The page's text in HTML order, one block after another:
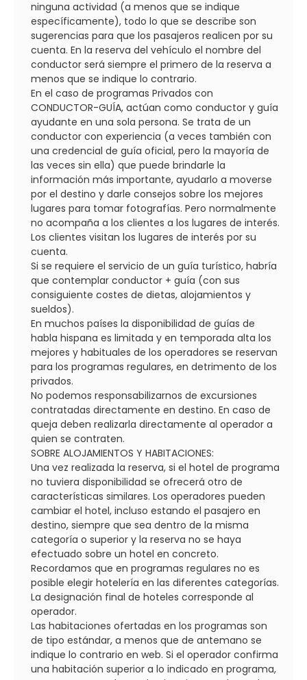
ninguna actividad (a menos que se indique
específicamente), todo lo que se describe son
sugerencias para que los pasajeros realicen por su
cuenta. En la reserva del vehículo el nombre del
conductor será siempre el primero de la reserva a
menos que se indique lo contrario.
En el caso de programas Privados con
CONDUCTOR-GUÍA, actúan como conductor y guía
ayudante en una sola persona. Se trata de un
conductor con experiencia (a veces también con
una credencial de guía oficial, pero la mayoría de
las veces sin ella) que puede brindarle la
información más importante, ayudarlo a moverse
por el destino y darle consejos sobre los mejores
lugares para tomar fotografías. Pero normalmente
no acompaña a los clientes a los lugares de interés.
Los clientes visitan los lugares de interés por su
cuenta.
Si se requiere el servicio de un guía turístico, habría
que contemplar conductor + guía (con sus
consiguiente costes de dietas, alojamientos y
sueldos).
En muchos países la disponibilidad de guías de
habla hispana es limitada y en temporada alta los
mejores y habituales de los operadores se reservan
para los programas regulares, en detrimento de los
privados.
No podemos responsabilizarnos de excursiones
contratadas directamente en destino. En caso de
queja deben realizarla directamente al operador a
quien se contraten.
SOBRE ALOJAMIENTOS Y HABITACIONES:
Una vez realizada la reserva, si el hotel de programa
no tuviera disponibilidad se ofrecerá otro de
características similares. Los operadores pueden
cambiar el hotel, incluso estando el pasajero en
destino, siempre que sea dentro de la misma
categoría o superior y la reserva no se haya
efectuado sobre un hotel en concreto.
Recordamos que en programas regulares no es
posible elegir hotelería en las diferentes categorías.
La designación final de hoteles corresponde al
operador.
Las habitaciones ofertadas en los programas son
de tipo estándar, a menos que de antemano se
indique lo contrario en web. Si el operador confirma
una habitación superior a lo indicado en programa,